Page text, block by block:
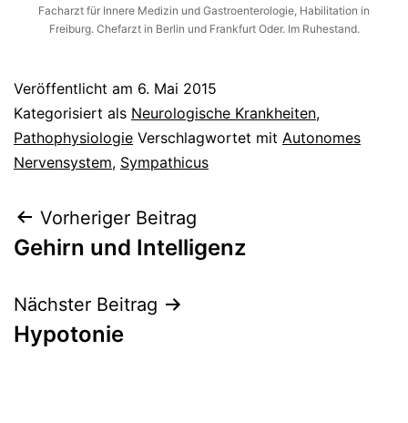
Facharzt für Innere Medizin und Gastroenterologie, Habilitation in
Freiburg. Chefarzt in Berlin und Frankfurt Oder. Im Ruhestand.
Veröffentlicht am 6. Mai 2015
Kategorisiert als Neurologische Krankheiten,
Pathophysiologie Verschlagwortet mit Autonomes
Nervensystem, Sympathicus
Beitragsnavigation
Vorheriger Beitrag
Gehirn und Intelligenz
Nächster Beitrag
Hypotonie